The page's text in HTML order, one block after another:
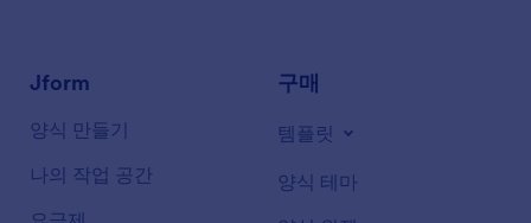
Jform
양식 만들기
나의 작업 공간
구매
템플릿
양식 테마